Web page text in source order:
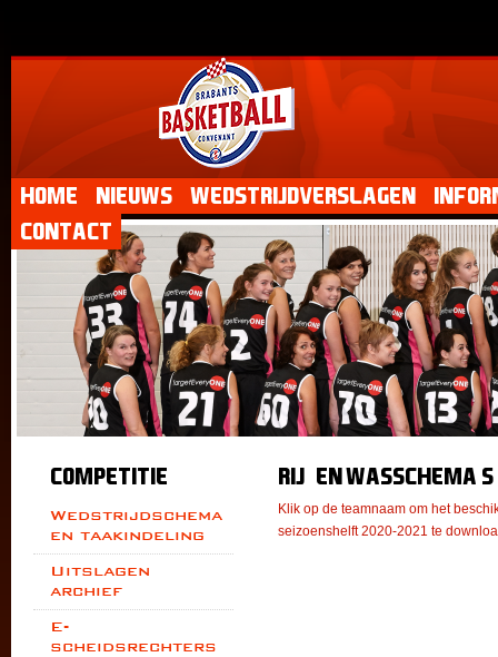
Home Nieuws Wedstrijdverslagen
Contact
Competitie
Wedstrijdschema
en taakindeling
Uitslagen
archief
E-
scheidsrechters
Rij- en wasschema's
Klik op de teamnaam om het
seizoenshelft 2020-2021 te